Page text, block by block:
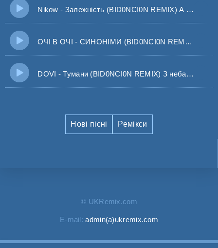
Nikow - Залежність (BID0NCI0N REMIX) А від твого запаху - це світ в якому затонув
ОЧІ В ОЧІ - СИНОНІМИ (BID0NCI0N REMIX) Ти будеш тим тим хто любов
DOVI - Тумани (BID0NCI0N REMIX) З неба на нас зійшли тумани
Нові пісні Ремікси
© UKRemix.com
E-mail:admin(a)ukremix.com